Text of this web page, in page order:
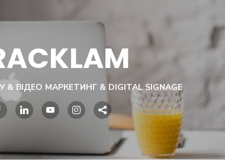
ВІДЕО МАРКЕТИНГ & DIGITAL SIGNAGE